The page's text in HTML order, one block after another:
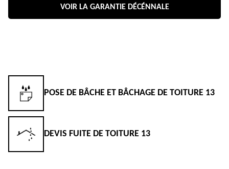
VOIR LA GARANTIE DÉCÉNNALE
POSE DE BÂCHE ET BÂCHAGE DE TOITURE 13
DEVIS FUITE DE TOITURE 13